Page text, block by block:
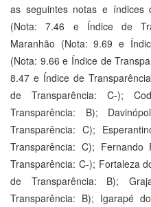
as seguintes notas e índices
(Nota: 7.46 e Índice de
Maranhão (Nota: 9.69 e
(Nota: 9.66 e Índice de
8.47 e Índice de
de Transparência: C-);
Transparência: B);
Transparência: C);
Transparência: C);
Transparência: C-); Fortaleza
de Transparência: B);
Transparência: B); Igarapé